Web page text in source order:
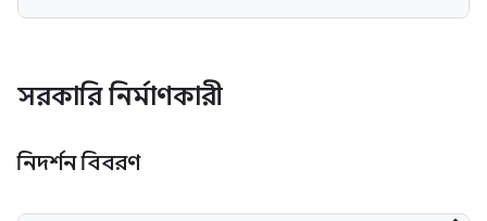
সরকারি নির্মাণকারী
নিদর্শন বিবরণ